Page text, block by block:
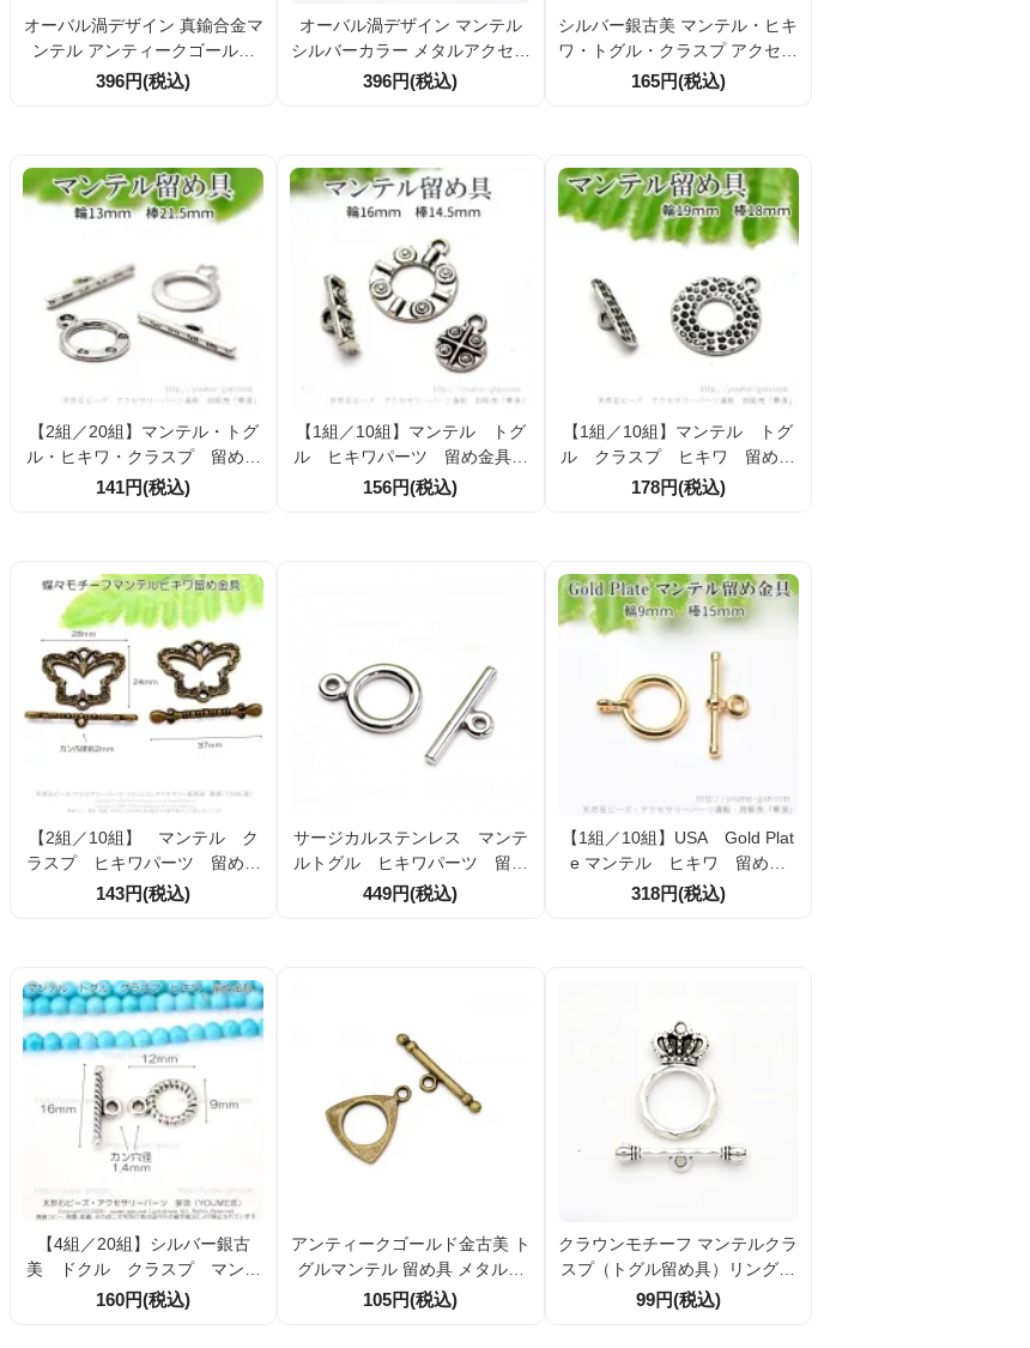
オーバル渦デザイン 真鍮合金マ
ンテル アンティークゴールド
メタルアクセサリーパーツ（1
396円(税込)
オーバル渦デザイン マンテル
シルバーカラー メタルアクセサ
リーパーツ 留め具 35×35.7ｍｍ
396円(税込)
シルバー銀古美 マンテル・ヒキ
ワ・トグル・クラスプ アクセサ
リー留め金具パーツ ボタニカル
165円(税込)
【2組／20組】マンテル・トグ
ル・ヒキワ・クラスプ 留め金
具 民族調モチーフ 輪13ｍ
141円(税込)
【1組／10組】マンテル トグ
ル ヒキワパーツ 留め金具＆
チャーム 3点セット 立体装
156円(税込)
【1組／10組】マンテル トグ
ル クラスプ ヒキワ 留め金
具 手打ち風ドットモチーフ 輪
178円(税込)
【2組／10組】 マンテル ク
ラスプ ヒキワパーツ 留め金
具 蝶々バタフライ 輪24×28
143円(税込)
サージカルステンレス マンテ
ルトグル ヒキワパーツ 留め
金具（一体成型） ヒキワ外径1
449円(税込)
【1組／10組】USA Gold Plat
e マンテル ヒキワ 留め金
具 輪9ｍｍ バー15ｍｍ（10
318円(税込)
【4組／20組】シルバー銀古
美 ドクル クラスプ マンテ
ル 引き輪パーツ 留め金具
160円(税込)
アンティークゴールド金古美 ト
グルマンテル 留め具 メタルパ
ーツ 1組／10組割引対応
105円(税込)
クラウンモチーフ マンテルクラ
スプ（トグル留め具）リング直
径15.3ｍｍバー24ｍｍ シルバ
99円(税込)